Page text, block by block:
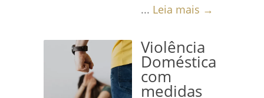
... Leia mais →
Violência
Doméstica
com
medidas